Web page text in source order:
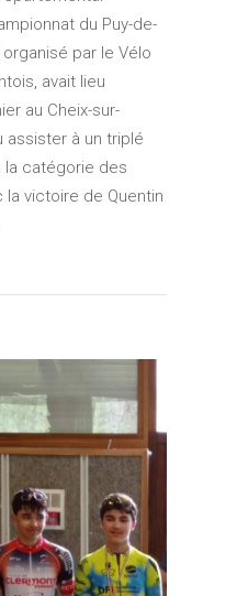
du Puy-de-
organisé par le Vélo
avait lieu
au Cheix-sur-
assister à un triplé
la catégorie des
la victoire de Quentin